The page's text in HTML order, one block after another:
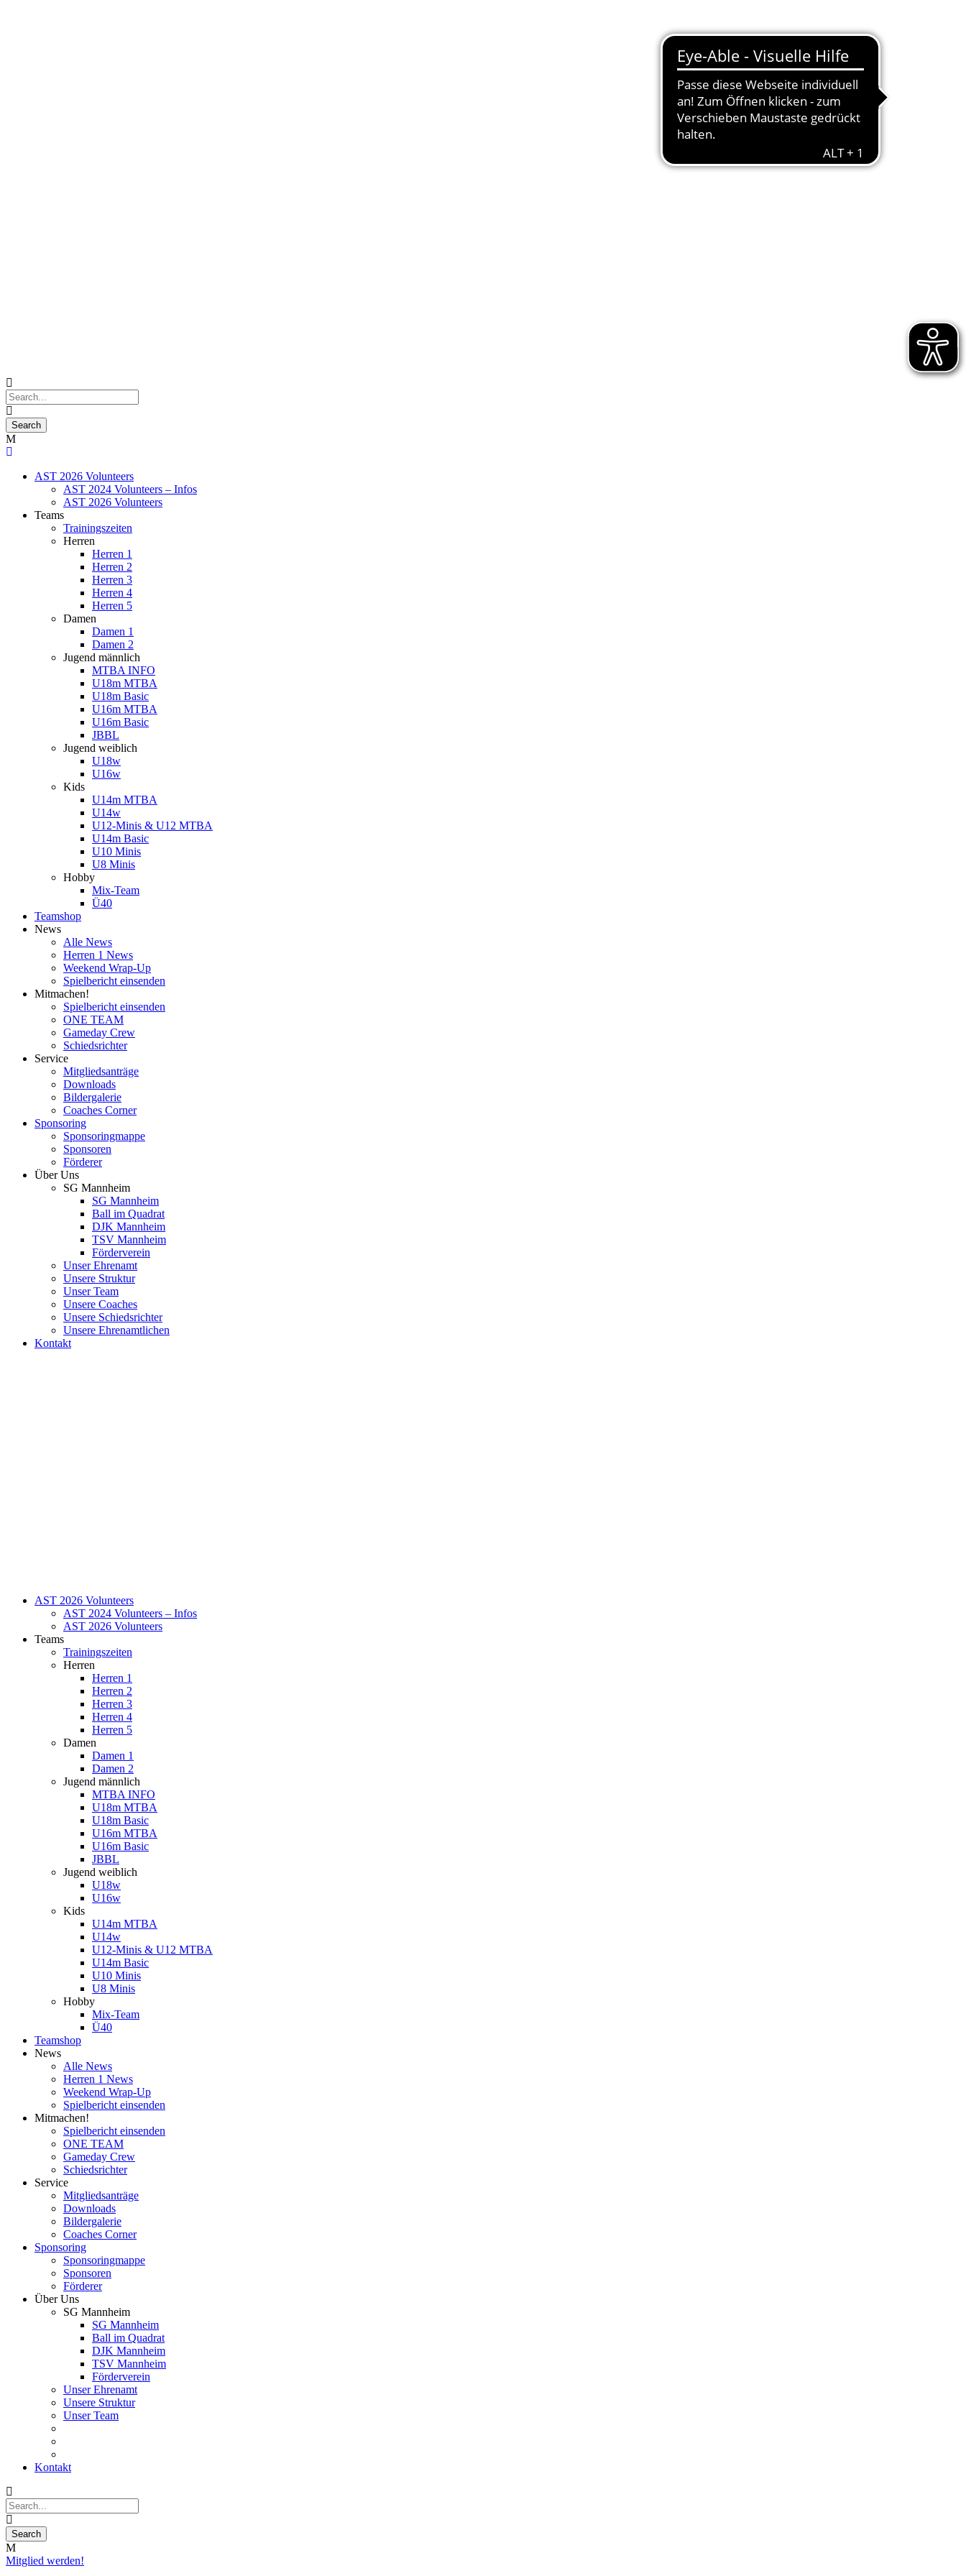
AST 2026 Volunteers
AST 2024 Volunteers – Infos
AST 2026 Volunteers
Teams
Trainingszeiten
Herren
Herren 1
Herren 2
Herren 3
Herren 4
Herren 5
Damen
Damen 1
Damen 2
Jugend männlich
MTBA INFO
U18m MTBA
U18m Basic
U16m MTBA
U16m Basic
JBBL
Jugend weiblich
U18w
U16w
Kids
U14m MTBA
U14w
U12-Minis & U12 MTBA
U14m Basic
U10 Minis
U8 Minis
Hobby
Mix-Team
Ü40
Teamshop
News
Alle News
Herren 1 News
Weekend Wrap-Up
Spielbericht einsenden
Mitmachen!
Spielbericht einsenden
ONE TEAM
Gameday Crew
Schiedsrichter
Service
Mitgliedsanträge
Downloads
Bildergalerie
Coaches Corner
Sponsoring
Sponsoringmappe
Sponsoren
Förderer
Über Uns
SG Mannheim
SG Mannheim
Ball im Quadrat
DJK Mannheim
TSV Mannheim
Förderverein
Unser Ehrenamt
Unsere Struktur
Unser Team
Unsere Coaches
Unsere Schiedsrichter
Unsere Ehrenamtlichen
Kontakt
AST 2026 Volunteers
AST 2024 Volunteers – Infos
AST 2026 Volunteers
Teams
Trainingszeiten
Herren
Herren 1
Herren 2
Herren 3
Herren 4
Herren 5
Damen
Damen 1
Damen 2
Jugend männlich
MTBA INFO
U18m MTBA
U18m Basic
U16m MTBA
U16m Basic
JBBL
Jugend weiblich
U18w
U16w
Kids
U14m MTBA
U14w
U12-Minis & U12 MTBA
U14m Basic
U10 Minis
U8 Minis
Hobby
Mix-Team
Ü40
Teamshop
News
Alle News
Herren 1 News
Weekend Wrap-Up
Spielbericht einsenden
Mitmachen!
Spielbericht einsenden
ONE TEAM
Gameday Crew
Schiedsrichter
Service
Mitgliedsanträge
Downloads
Bildergalerie
Coaches Corner
Sponsoring
Sponsoringmappe
Sponsoren
Förderer
Über Uns
SG Mannheim
SG Mannheim
Ball im Quadrat
DJK Mannheim
TSV Mannheim
Förderverein
Unser Ehrenamt
Unsere Struktur
Unser Team
Kontakt
Mitglied werden!